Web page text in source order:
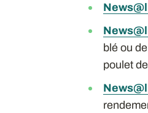
blé ou
poulet